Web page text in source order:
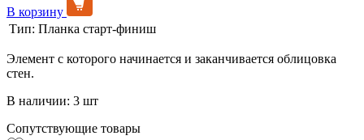
В корзину
Тип: Планка старт-финиш
Элемент с которого начинается и заканчивается облицовка
стен.
В наличии: 3 шт
Сопутствующие товары